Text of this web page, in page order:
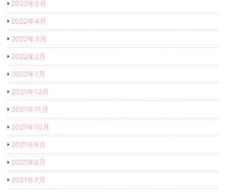
2022年5月
2022年4月
2022年3月
2022年2月
2022年1月
2021年12月
2021年11月
2021年10月
2021年9月
2021年8月
2021年7月